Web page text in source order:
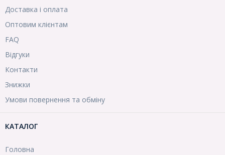
Доставка і оплата
Оптовим клієнтам
FAQ
Відгуки
Контакти
Знижки
Умови повернення та обміну
КАТАЛОГ
Головна